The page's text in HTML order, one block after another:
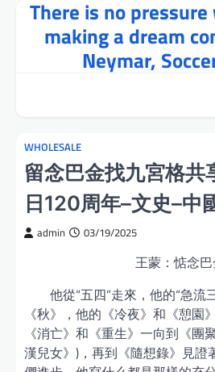
There is no
making a dream
Neymar,
WHOLESALE
留念巴金找九宮格共
日120周年–文史–中
admin 03/19/2025
王蒙：惦念
他從“五四”走來，他的“急流
《秋》，他的《冷夜》和《憩園
《消亡》和《重生》一向到《團
漢兒女》)，再到《隨想錄》見證